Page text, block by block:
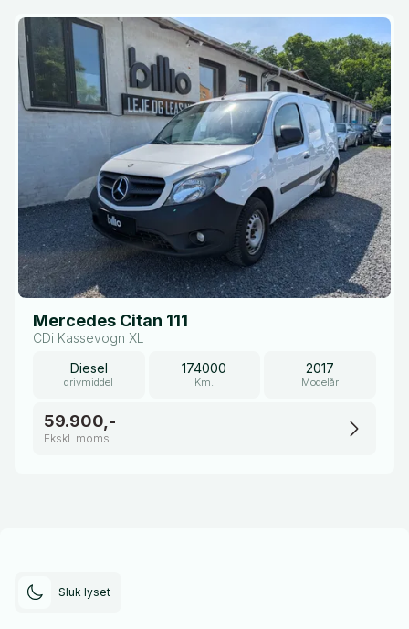
Mercedes Citan 111
CDi Kassevogn XL
Diesel
drivmiddel
174000
Km.
2017
Modelår
59.900,-
Ekskl. moms
Sluk lyset